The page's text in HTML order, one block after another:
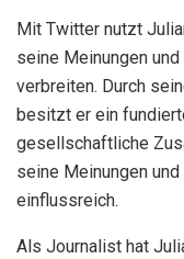
Mit Twitter nutzt
seine Meinungen
verbreiten. Durch
besitzt er ein
gesellschaftliche
seine Meinungen
einflussreich.
Als Journalist hat